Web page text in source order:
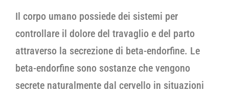
Il corpo umano possiede dei sistemi per
controllare il dolore del travaglio e del parto
attraverso la secrezione di beta-endorfine. Le
beta-endorfine sono sostanze che vengono
secrete naturalmente dal cervello in situazioni